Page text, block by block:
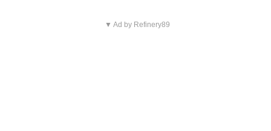
▼ Ad by Refinery89